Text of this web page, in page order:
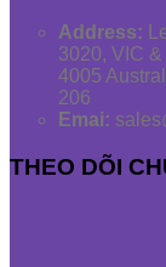
Address:
3020, VIC
4005
206
Emai:
THEO DÕI